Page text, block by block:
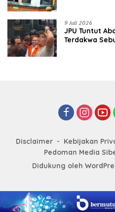
9 Juli 2026
JPU Tuntut
Terdakwa
Disclaimer Kebijakan
Pedoman Media
Didukung oleh